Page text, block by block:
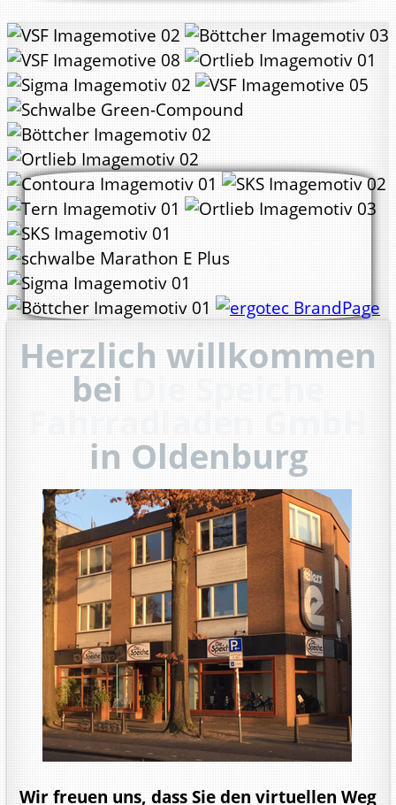
Herzlich willkommen
bei
in Oldenburg
Wir freuen uns, dass Sie den virtuellen Weg